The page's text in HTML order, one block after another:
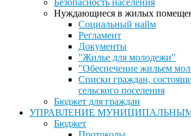
Безопасность населения
Нуждающиеся в жилых
Социальный найм
Регламент
Документы
"Жилье для молодежи"
"Обеспечение жильем
Списки граждан,
сельского поселения
Бюджет для граждан
УПРАВЛЕНИЕ
Бюджет